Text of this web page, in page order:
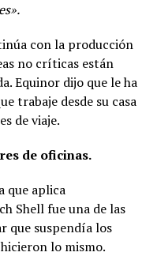
con la producción
no críticas están
Equinor dijo que le ha
trabaje desde su casa
de viaje.
de oficinas.
que aplica
Shell fue una de las
que suspendía los
lo mismo.